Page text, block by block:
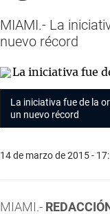
MIAMI.- La
nuevo récord
La iniciativa fue de la
un nuevo récord
14 de marzo de 2015 -
MIAMI.-